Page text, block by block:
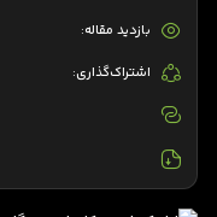
بازدید مقاله:
اشتراک‌گذاری: